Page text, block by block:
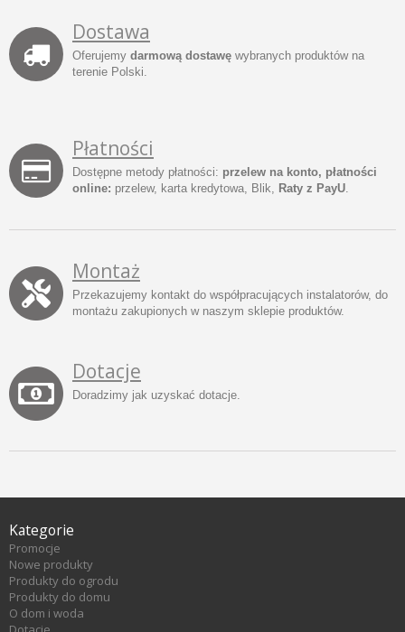
Dostawa
Oferujemy darmową dostawę wybranych produktów na
terenie Polski.
Płatności
Dostępne metody płatności: przelew na konto, płatności
online: przelew, karta kredytowa, Blik, Raty z PayU
Montaż
Przekazujemy kontakt do współpracujących instalatorów, do
montażu zakupionych w naszym sklepie produktów.
Dotacje
Doradzimy jak uzyskać dotacje.
Kategorie
Promocje
Nowe produkty
Produkty do ogrodu
Produkty do domu
O dom i woda